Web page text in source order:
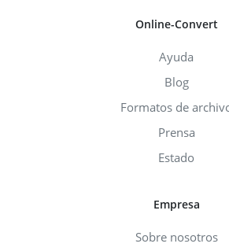
Online-Convert
Ayuda
Blog
Formatos de
Prensa
Estado
Empresa
Sobre nosotros